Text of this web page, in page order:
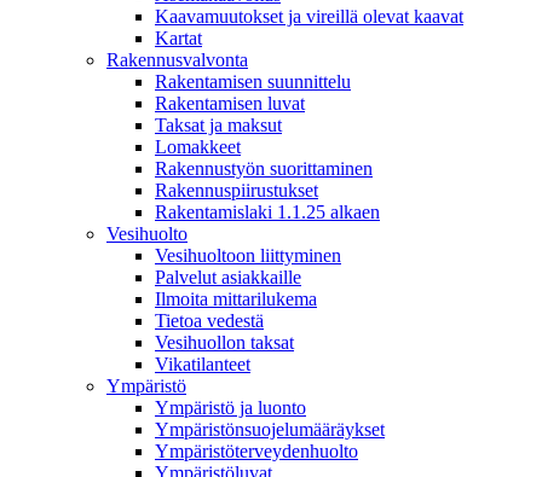
Kaavamuutokset ja vireillä olevat kaavat
Kartat
Rakennusvalvonta
Rakentamisen suunnittelu
Rakentamisen luvat
Taksat ja maksut
Lomakkeet
Rakennustyön suorittaminen
Rakennuspiirustukset
Rakentamislaki 1.1.25 alkaen
Vesihuolto
Vesihuoltoon liittyminen
Palvelut asiakkaille
Ilmoita mittarilukema
Tietoa vedestä
Vesihuollon taksat
Vikatilanteet
Ympäristö
Ympäristö ja luonto
Ympäristönsuojelumääräykset
Ympäristöterveydenhuolto
Ympäristöluvat